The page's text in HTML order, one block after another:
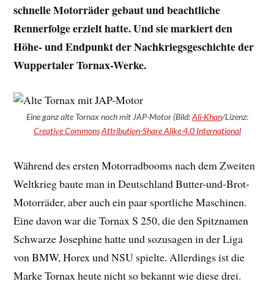
schnelle Motorräder gebaut und beachtliche
Rennerfolge erzielt hatte. Und sie markiert den
Höhe- und Endpunkt der Nachkriegsgeschichte der
Wuppertaler Tornax-Werke.
Eine ganz alte Tornax noch mit JAP-Motor (Bild:Ali-Khan/Lizenz:
Creative Commons Attribution-Share Alike 4.0 International
Während des ersten Motorradbooms nach dem Zweiten
Weltkrieg baute man in Deutschland Butter-und-Brot-
Motorräder, aber auch ein paar sportliche Maschinen.
Eine davon war die Tornax S 250, die den Spitznamen
Schwarze Josephine hatte und sozusagen in der Liga
von BMW, Horex und NSU spielte. Allerdings ist die
Marke Tornax heute nicht so bekannt wie diese drei.